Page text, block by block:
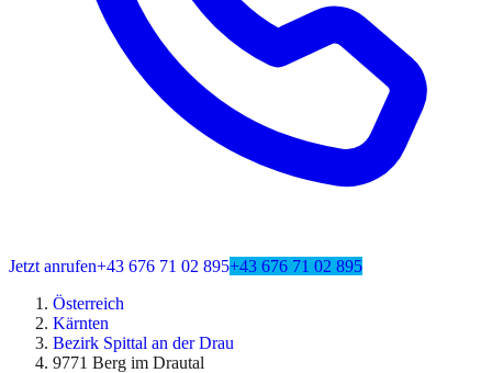
Jetzt anrufen+43 676 71 02 895+43 676 71 02 895
Österreich
Kärnten
Bezirk Spittal an der Drau
9771 Berg im Drautal